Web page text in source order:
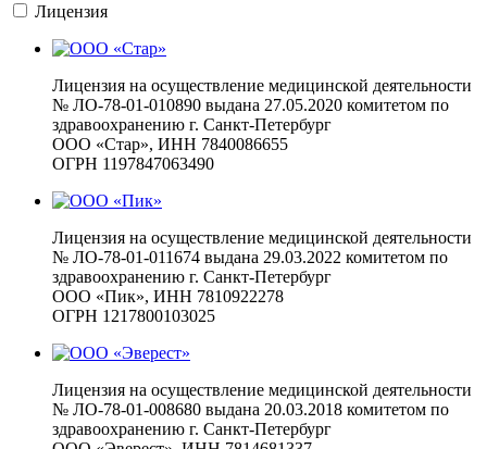
Лицензия
Лицензия на осуществление медицинской деятельности
№ ЛО-78-01-010890 выдана 27.05.2020 комитетом по
здравоохранению г. Санкт-Петербург
ООО «Стар», ИНН 7840086655
ОГРН 1197847063490
Лицензия на осуществление медицинской деятельности
№ ЛО-78-01-011674 выдана 29.03.2022 комитетом по
здравоохранению г. Санкт-Петербург
ООО «Пик», ИНН 7810922278
ОГРН 1217800103025
Лицензия на осуществление медицинской деятельности
№ ЛО-78-01-008680 выдана 20.03.2018 комитетом по
здравоохранению г. Санкт-Петербург